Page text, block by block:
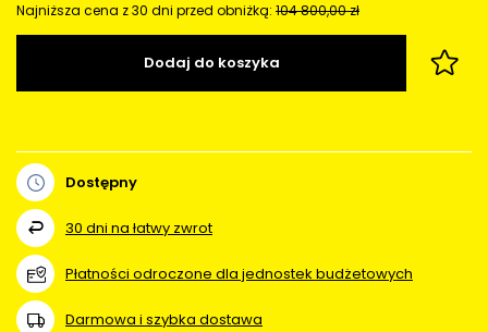
Najniższa cena z 30 dni przed obniżką: 104 800,00 zł
Dodaj do koszyka
Dostępny
30 dni na łatwy zwrot
Płatności odroczone dla jednostek budżetowych
Darmowa i szybka dostawa